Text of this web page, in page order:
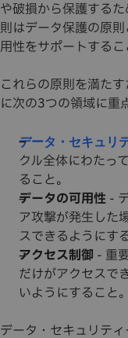
や破損から保護する
則はデータ保護の原
用性をサポートするこ
これらの原則を満た
に次の3つの領域に重
データ・セキュリ
クル全体にわたっ
ること。
データの可用性 -
ア攻撃が発生した
スできるようにす
アクセス制御 - 重
だけがアクセスで
いようにすること。
データ・セキュリテ